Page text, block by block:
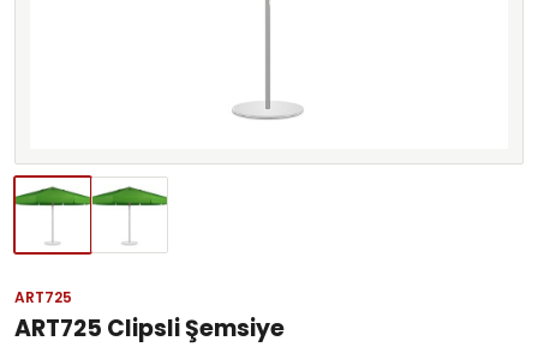
ART725
ART725 Clipsli Şemsiye